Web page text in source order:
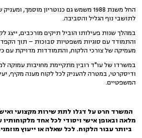
החל משנת 1988 משמש גם כנוטריון מוסמך,
לתושבי נוף הגליל והסביבה.
במהלך שנות פעילותו הוביל תיקים מורכבים, ייצג
והתמודד עם סוגיות משפטיות סבוכות – תוך
מעמיקה של צורכי הלקוח, והתמודדות מדויקת עם
במשרדו של עו"ד רובין מתקיימת מחויבות עמוקה
ודיסקרטי, במטרה להעניק לכל לקוח מענה מקיף,
המשפטיים.
המשרד חרט על דגלו לתת שירות מקצועי
מלאה ובאופן אישי ויסודי לכל אחד
ביותר עבור הלקוח. לכל שאלה או ייעוץ